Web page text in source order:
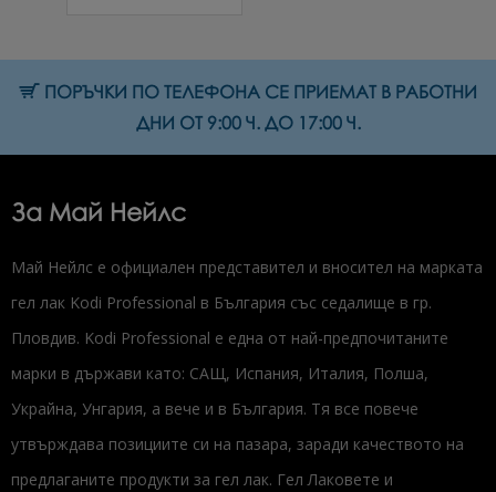
ПОРЪЧКИ ПО ТЕЛЕФОНА СЕ ПРИЕМАТ В РАБОТНИ
ДНИ ОТ 9:00 Ч. ДО 17:00 Ч.
За Май Нейлс
Май Нейлс е официален представител и вносител на марката
гел лак Kodi Professional в България със седалище в гр.
Пловдив. Kodi Professional е една от най-предпочитаните
марки в държави като: САЩ, Испания, Италия, Полша,
Украйна, Унгария, а вече и в България. Тя все повече
утвърждава позициите си на пазара, заради качеството на
предлаганите продукти за гел лак. Гел Лаковете и